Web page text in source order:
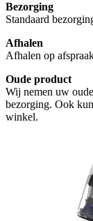
Bezorging
Standaard
Afhalen
Afhalen op
Oude product
Wij nemen uw
bezorging. Ook
winkel.